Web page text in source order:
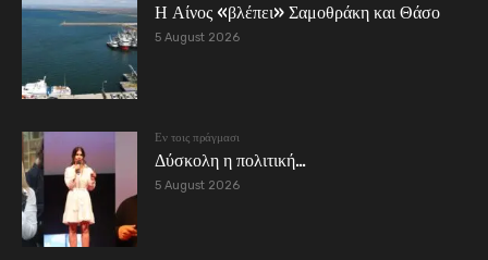
Η Αίνος «βλέπει» Σαμοθράκη και Θάσο
5 August 2026
Εν τοις πράγμασι
Δύσκολη η πολιτική…
5 August 2026